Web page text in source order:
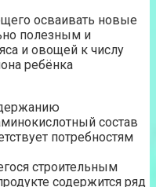
осваивать новые
полезным и
и овощей к числу
ребёнка
состав
потребностям
строительным
содержится ряд